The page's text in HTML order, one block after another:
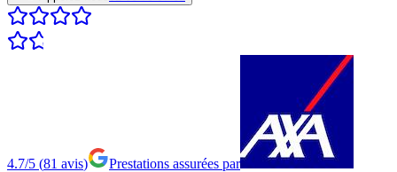
4.7/5 (81 avis) Prestations assurées par